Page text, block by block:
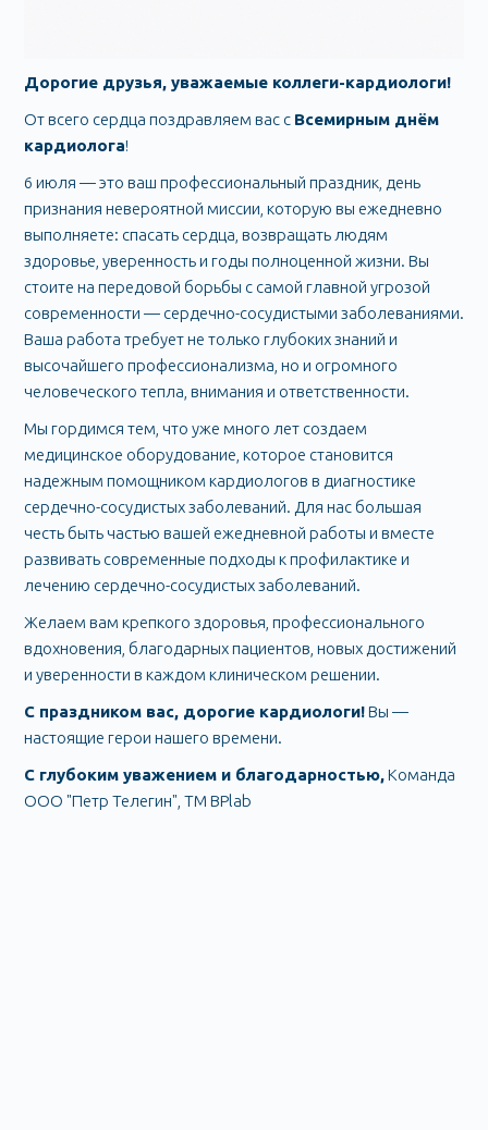
Дорогие друзья, уважаемые коллеги-кардиологи!
От всего сердца поздравляем вас с Всемирным днём
кардиолога!
6 июля — это ваш профессиональный праздник, день
признания невероятной миссии, которую вы ежедневно
выполняете: спасать сердца, возвращать людям
здоровье, уверенность и годы полноценной жизни. Вы
стоите на передовой борьбы с самой главной угрозой
современности — сердечно-сосудистыми заболеваниями.
Ваша работа требует не только глубоких знаний и
высочайшего профессионализма, но и огромного
человеческого тепла, внимания и ответственности.
Мы гордимся тем, что уже много лет создаем
медицинское оборудование, которое становится
надежным помощником кардиологов в диагностике
сердечно-сосудистых заболеваний. Для нас большая
честь быть частью вашей ежедневной работы и вместе
развивать современные подходы к профилактике и
лечению сердечно-сосудистых заболеваний.
Желаем вам крепкого здоровья, профессионального
вдохновения, благодарных пациентов, новых достижений
и уверенности в каждом клиническом решении.
С праздником вас, дорогие кардиологи!Вы —
настоящие герои нашего времени.
С глубоким уважением и благодарностью,Команда
ООО "Петр Телегин", ТМ BPlab